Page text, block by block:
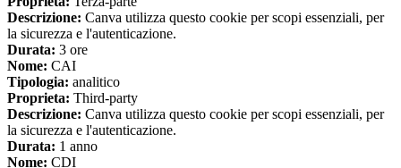
Descrizione: Canva utilizza questo cookie per scopi essenziali, per
la sicurezza e l'autenticazione.
Durata: 3 ore
Nome: CAI
Tipologia: analitico
Proprieta: Third-party
Descrizione: Canva utilizza questo cookie per scopi essenziali, per
la sicurezza e l'autenticazione.
Durata: 1 anno
Nome: CDI